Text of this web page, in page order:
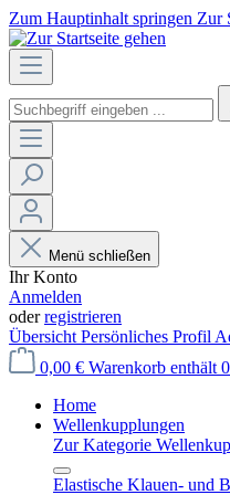
Zum Hauptinhalt springen Zur
Menü schließen
Ihr Konto
Anmelden
oderregistrieren
Übersicht Persönliches Profil
0,00 € Warenkorb enthält
Home
Wellenkupplungen
Zur Kategorie
Elastische Klauen- und